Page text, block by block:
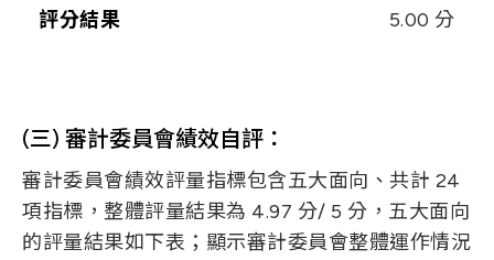
評分結果 5.00 分
(三) 審計委員會績效自評：
審計委員會績效評量指標包含五大面向、共計 24
項指標，整體評量結果為 4.97 分/ 5 分，五大面向
的評量結果如下表；顯示審計委員會整體運作情況